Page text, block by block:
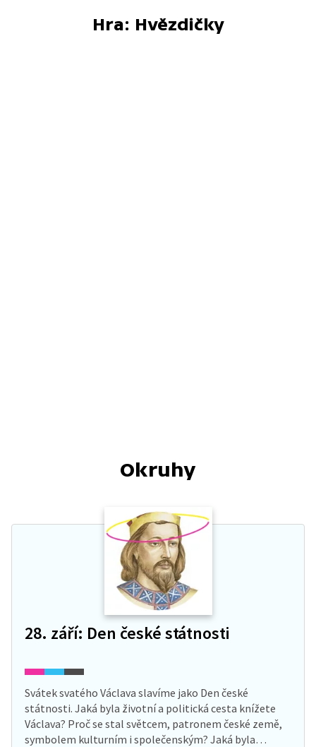
Hra: Hvězdičky
Okruhy
28. září: Den české státnosti
Svátek svatého Václava slavíme jako Den české
státnosti. Jaká byla životní a politická cesta knížete
Václava? Proč se stal světcem, patronem české země,
symbolem kulturním i společenským? Jaká byla…